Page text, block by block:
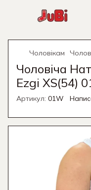
Чоловікам
Чоловіча
Ezgi XS(54)
Артикул: 01W